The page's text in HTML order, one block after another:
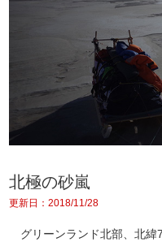
北極の砂嵐
更新日：2018/11/28
グリーンランド北部、北緯